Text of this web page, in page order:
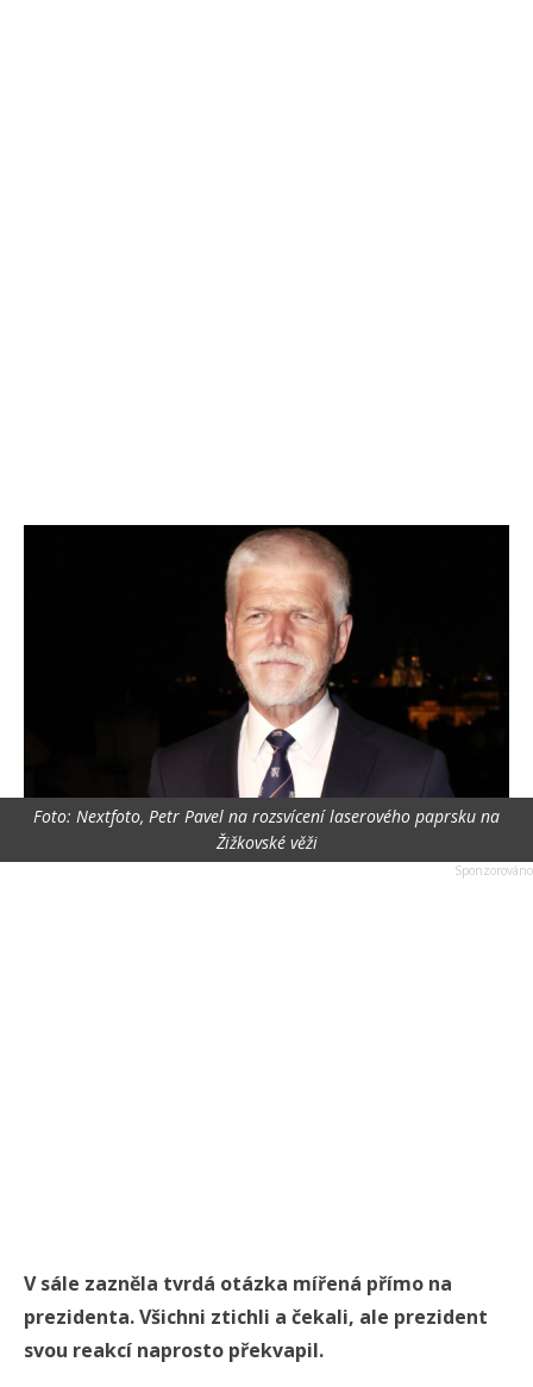
Foto: Nextfoto, Petr Pavel na rozsvícení laserového paprsku na
Žižkovské věži
V sále zazněla tvrdá otázka mířená přímo na
prezidenta. Všichni ztichli a čekali, ale prezident
svou reakcí naprosto překvapil.